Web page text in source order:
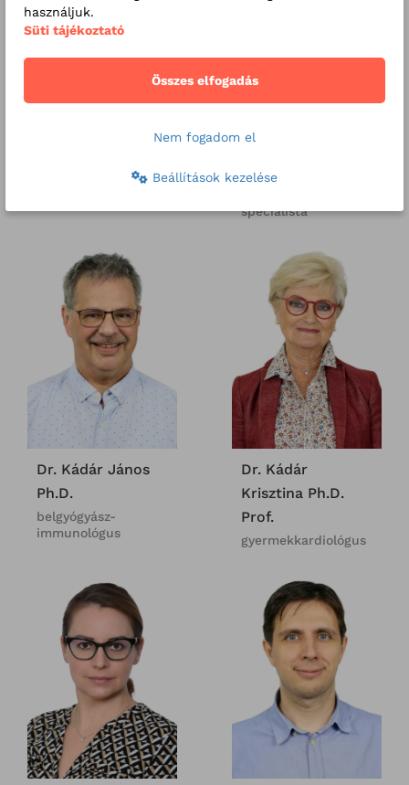
Dr. Kaán Réka
mikroszkópos
specialista
Dr. Kádár János
Ph.D.
belgyógyász-
immunológus
Dr. Kádár
Krisztina Ph.D.
Prof.
gyermekkardiológus
használjuk.
Süti tájékoztató
Összes elfogadás
Nem fogadom el
Beállítások kezelése